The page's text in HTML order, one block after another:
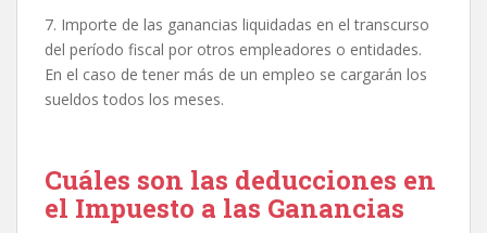
7. Importe de las ganancias liquidadas en el transcurso
del período fiscal por otros empleadores o entidades.
En el caso de tener más de un empleo se cargarán los
sueldos todos los meses.
Cuáles son las deducciones en
el Impuesto a las Ganancias